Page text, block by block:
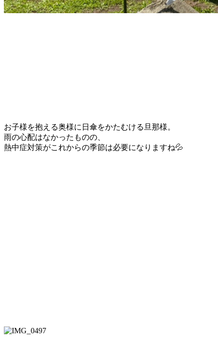
お子様を抱える奥様に日傘をかたむける旦那様。
雨の心配はなかったものの、
熱中症対策がこれからの季節は必要になりますね💦